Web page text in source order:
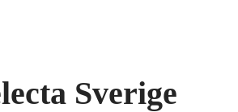
Sverige